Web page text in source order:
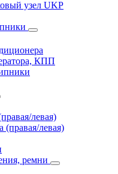
узел UKP
КПП
левая)
(правая/левая)
ремни